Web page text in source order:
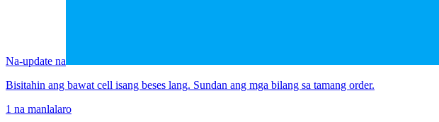
Na-update na
Bisitahin ang bawat cell isang beses lang. Sundan ang mga bilang sa tamang order.
1 na manlalaro